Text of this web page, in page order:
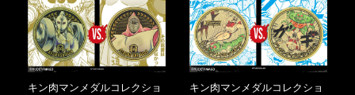
キン肉マンメダルコレクショ
キン肉マンメダルコレクショ